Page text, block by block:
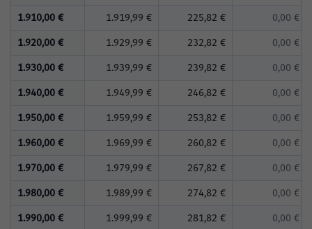
1.910,00 € 1.919,99 € 225,82 € 0,00 €
1.920,00 € 1.929,99 € 232,82 € 0,00 €
1.930,00 € 1.939,99 € 239,82 € 0,00 €
1.940,00 € 1.949,99 € 246,82 € 0,00 €
1.950,00 € 1.959,99 € 253,82 € 0,00 €
1.960,00 € 1.969,99 € 260,82 € 0,00 €
1.970,00 € 1.979,99 € 267,82 € 0,00 €
1.980,00 € 1.989,99 € 274,82 € 0,00 €
1.990,00 € 1.999,99 € 281,82 € 0,00 €